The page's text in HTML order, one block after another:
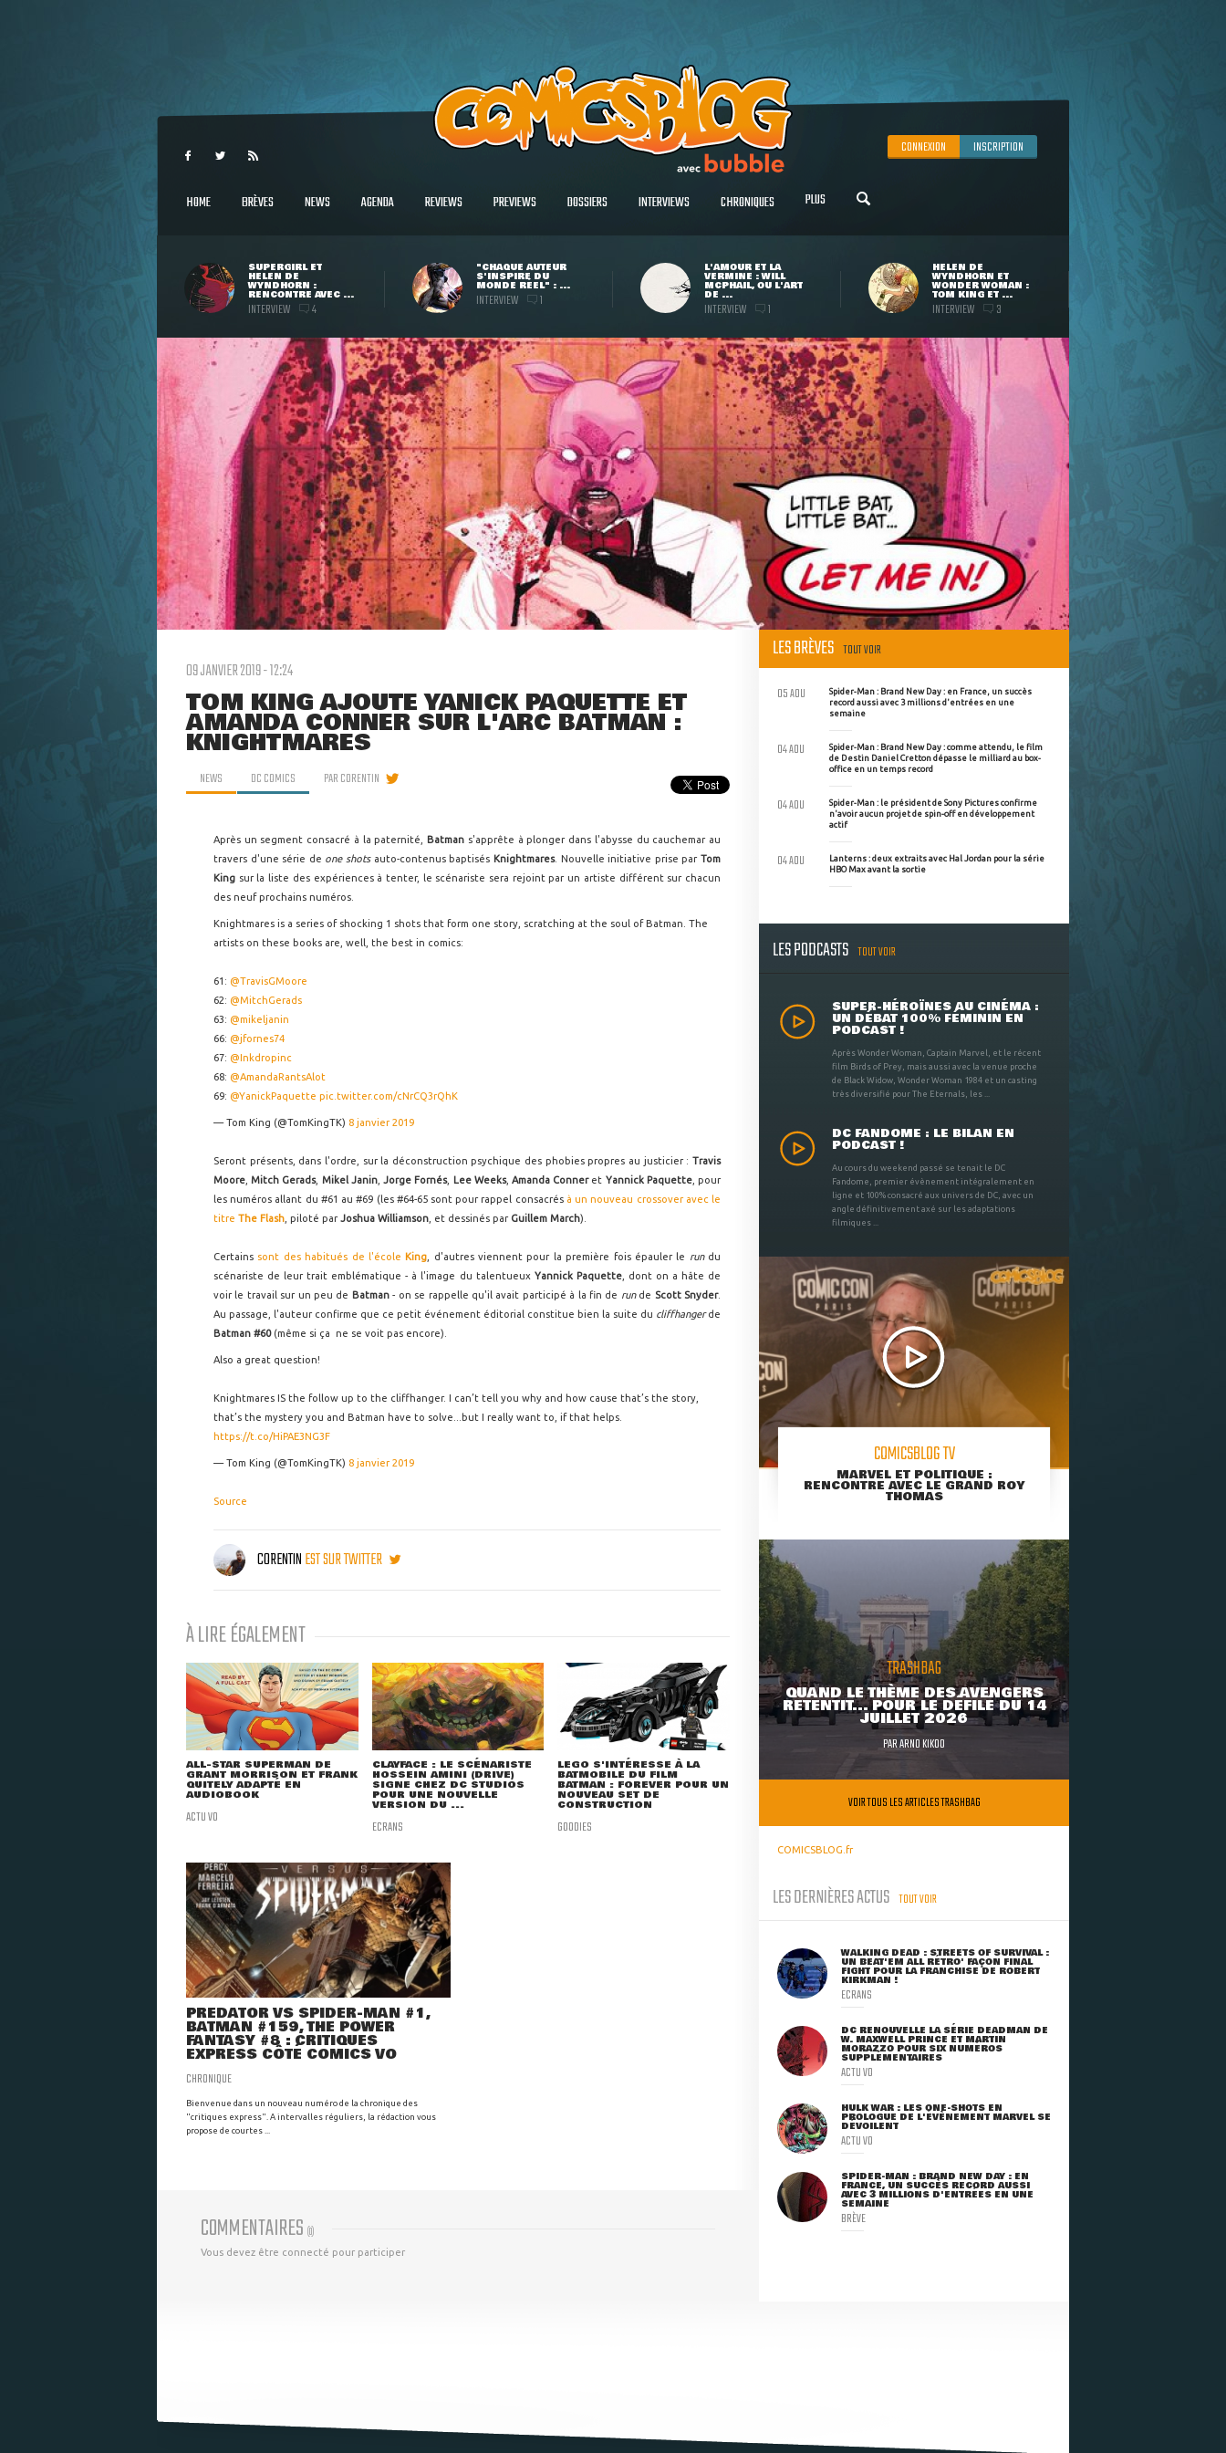
CONNEXION INSCRIPTION
HOME BRÈVES NEWS AGENDA REVIEWS PREVIEWS DOSSIERS INTERVIEWS CHRONIQUES PLUS
SUPERGIRL ET
HELEN DE
WYNDHORN :
RENCONTRE AVEC ...
INTERVIEW 4
"CHAQUE AUTEUR
S'INSPIRE DU
MONDE RÉEL" : ...
INTERVIEW 1
L'AMOUR ET LA
VERMINE : WILL
MCPHAIL, OU L'ART
DE ...
INTERVIEW 1
HELEN DE
WYNDHORN ET
WONDER WOMAN :
TOM KING ET ...
INTERVIEW 3
09 JANVIER 2019 - 12:24
TOM KING AJOUTE YANICK PAQUETTE ET
AMANDA CONNER SUR L'ARC BATMAN :
KNIGHTMARES
NEWS DC COMICS PARCORENTIN
Après un segment consacré à la paternité, Batman s'apprête à plonger dans l'abysse du cauchemar au
travers d'une série de one shotsauto-contenus baptisés Knightmares. Nouvelle initiative prise parTom
King sur la liste des expériences à tenter, le scénariste sera rejoint par un artiste différent sur chacun
des neuf prochains numéros.
Knightmares is a series of shocking 1 shots that form one story, scratching at the soul of Batman. The
artists on these books are, well, the best in comics:
61: @TravisGMoore
62: @MitchGerads
63: @mikeljanin
66: @jfornes74
67: @Inkdropinc
68: @AmandaRantsAlot
69: @YanickPaquette pic.twitter.com/cNrCQ3rQhK
— Tom King (@TomKingTK) 8 janvier 2019
Seront présents, dans l'ordre, sur la déconstruction psychique des phobies propres au justicier : Travis
Moore ,Mitch Gerads, Mikel Janin,Jorge Fornés, Lee Weeks, Amanda Conneret Yannick Paquette, pour
les numéros allant du #61 au #69 (les #64-65 sont pour rappel consacrés à un nouveau crossover avec le
titre The Flash , piloté parJoshua Williamson , et dessinés par Guillem March).
Certains sont des habitués de l'école King , d'autres viennent pour la première fois épauler le rundu
scénariste de leur trait emblématique - à l'image du talentueux Yannick Paquette, dont on a hâte de
voir le travail sur un peu de Batman- on se rappelle qu'il avait participé à la fin de run de Scott Snyder.
Au passage, l'auteur confirme que ce petit événement éditorial constitue bien la suite du cliffhangerde
Batman #60 (même si ça ne se voit pas encore).
Also a great question!
Knightmares IS the follow up to the cliffhanger. I can’t tell you why and how cause that’s the story,
that’s the mystery you and Batman have to solve...but I really want to, if that helps.
https://t.co/HiPAE3NG3F
— Tom King (@TomKingTK) 8 janvier 2019
Source
CORENTINEST SUR TWITTER
À LIRE ÉGALEMENT
ALL-STAR SUPERMAN DE
GRANT MORRISON ET FRANK
QUITELY ADAPTÉ EN
AUDIOBOOK
ACTU VO
CLAYFACE : LE SCÉNARISTE
HOSSEIN AMINI (DRIVE)
SIGNE CHEZ DC STUDIOS
POUR UNE NOUVELLE
VERSION DU ...
ECRANS
LEGO S'INTÉRESSE À LA
BATMOBILE DU FILM
BATMAN : FOREVER POUR UN
NOUVEAU SET DE
CONSTRUCTION
GOODIES
PREDATOR VS SPIDER-MAN #1,
BATMAN #159, THE POWER
FANTASY #8 : CRITIQUES
EXPRESS CÔTÉ COMICS VO
CHRONIQUE
Bienvenue dans un nouveau numéro de la chronique des
"critiques express". A intervalles réguliers, la rédaction vous
propose de courtes ...
COMMENTAIRES (0)
Vous devez être connecté pour participer
LES BRÈVES TOUT VOIR
Spider-Man : Brand New Day : en France, un succès
record aussi avec 3 millions d'entrées en une
semaine
05 AOU
Spider-Man : Brand New Day : comme attendu, le film
de Destin Daniel Cretton dépasse le milliard au box-
office en un temps record
04 AOU
Spider-Man : le président de Sony Pictures confirme
n'avoir aucun projet de spin-off en développement
actif
04 AOU
Lanterns : deux extraits avec Hal Jordan pour la série
HBO Max avant la sortie
04 AOU
LES PODCASTS TOUT VOIR
SUPER-HÉROÏNES AU CINÉMA :
UN DÉBAT 100% FÉMININ EN
PODCAST !
Après Wonder Woman, Captain Marvel, et le récent
film Birds of Prey, mais aussi avec la venue proche
de Black Widow, Wonder Woman 1984 et un casting
très diversifié pour The Eternals, les ...
DC FANDOME : LE BILAN EN
PODCAST !
Au cours du weekend passé se tenait le DC
Fandome, premier évènement intégralement en
ligne et 100% consacré aux univers de DC, avec un
angle définitivement axé sur les adaptations
filmiques ...
COMICSBLOG TV
MARVEL ET POLITIQUE :
RENCONTRE AVEC LE GRAND ROY
THOMAS
TRASHBAG
QUAND LE THÈME DES AVENGERS
RETENTIT... POUR LE DÉFILÉ DU 14
JUILLET 2026
PARARNO KIKOO
VOIR TOUS LES ARTICLES TRASHBAG
COMICSBLOG.fr
LES DERNIÈRES ACTUS TOUT VOIR
WALKING DEAD : STREETS OF SURVIVAL :
UN BEAT'EM ALL RÉTRO' FAÇON FINAL
FIGHT POUR LA FRANCHISE DE ROBERT
KIRKMAN !
ECRANS
DC RENOUVELLE LA SÉRIE DEADMAN DE
W. MAXWELL PRINCE ET MARTIN
MORAZZO POUR SIX NUMÉROS
SUPPLÉMENTAIRES
ACTU VO
HULK WAR : LES ONE-SHOTS EN
PROLOGUE DE L'ÉVÈNEMENT MARVEL SE
DÉVOILENT
ACTU VO
SPIDER-MAN : BRAND NEW DAY : EN
FRANCE, UN SUCCÈS RECORD AUSSI
AVEC 3 MILLIONS D'ENTRÉES EN UNE
SEMAINE
BRÈVE